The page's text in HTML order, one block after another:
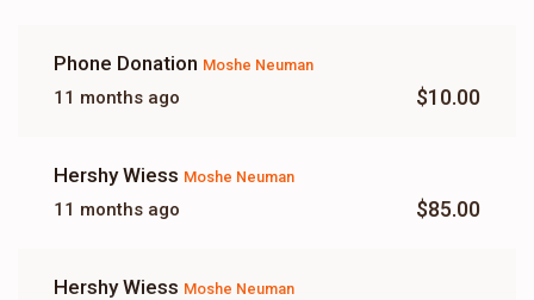
Phone Donation Moshe Neuman
11 months ago $10.00
Hershy Wiess Moshe Neuman
11 months ago $85.00
Hershy Wiess Moshe Neuman